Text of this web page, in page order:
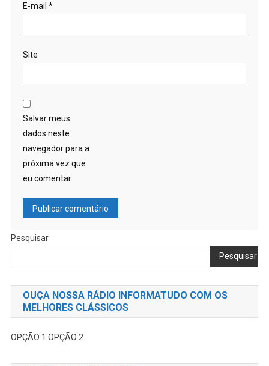
E-mail *
Site
Salvar meus
dados neste
navegador para a
próxima vez que
eu comentar.
Pesquisar
Pesquisar
OUÇA NOSSA RÁDIO INFORMATUDO COM OS
MELHORES CLÁSSICOS
OPÇÃO 1 OPÇÃO 2